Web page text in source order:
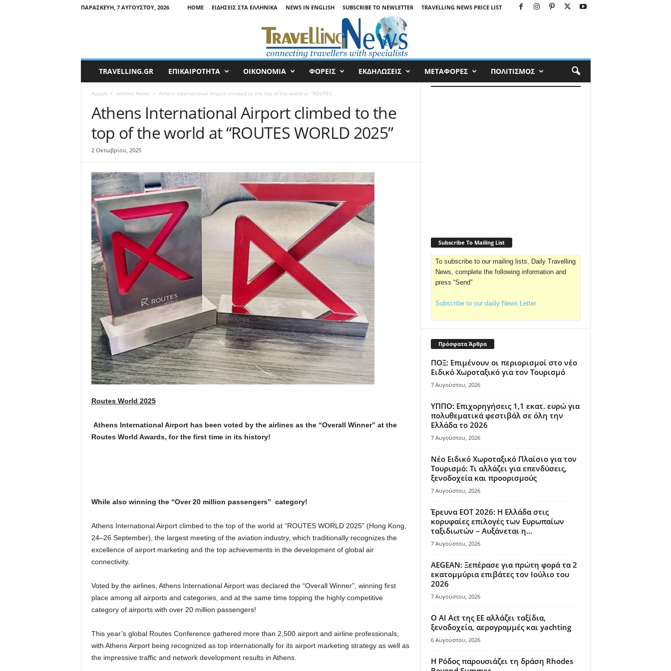
ΠΑΡΑΣΚΕΥΉ, 7 ΑΥΓΟΎΣΤΟΥ, 2026 HOME ΕΙΔΉΣΕΙΣ ΣΤΑ ΕΛΛΗΝΙΚΆ NEWS IN ENGLISH SUBSCRIBE TO NEWLETTER TRAVELLING NEWS PRICE LIST
a
TRAVELLING.GR ΕΠΙΚΑΙΡΟΤΗΤΑ ΟΙΚΟΝΟΜΙΑ ΦΟΡΕΙΣ ΕΚΔΗΛΩΣΕΙΣ ΜΕΤΑΦΟΡΕΣ ΠΟΛΙΤΙΣΜΟΣ
Αρχική Airlines News Athens International Airport climbed to the top of the world at “ROUTES...
Athens International Airport climbed to the
top of the world at “ROUTES WORLD 2025”
2 Οκτωβρίου, 2025
Routes World 2025
Athens International Airport has been voted by the airlines as the “Overall Winner” at the
Routes World Awards, for the first time in its history!
While also winning the “Over 20 million passengers” category!
Athens International Airport climbed to the top of the world at “ROUTES WORLD 2025” (Hong Kong,
24–26 September), the largest meeting of the aviation industry, which traditionally recognizes the
excellence of airport marketing and the top achievements in the development of global air
connectivity.
Voted by the airlines, Athens International Airport was declared the “Overall Winner”, winning first
place among all airports and categories, and at the same time topping the highly competitive
category of airports with over 20 million passengers!
This year’s global Routes Conference gathered more than 2,500 airport and airline professionals,
with Athens Airport being recognized as top internationally for its airport marketing strategy as well as
the impressive traffic and network development results in Athens.
Subscribe To Mailing List
To subscribe to our mailing lists, Daily Travelling
News, complete the following information and
press “Send”
Subscribe to our daiily News Letter
Πρόσφατα Άρθρα
ΠΟΞ: Επιμένουν οι περιορισμοί στο νέο
Ειδικό Χωροταξικό για τον Τουρισμό
7 Αυγούστου, 2026
ΥΠΠΟ: Επιχορηγήσεις 1,1 εκατ. ευρώ για
πολυθεματικά φεστιβάλ σε όλη την
Ελλάδα το 2026
7 Αυγούστου, 2026
Νέο Ειδικό Χωροταξικό Πλαίσιο για τον
Τουρισμό: Τι αλλάζει για επενδύσεις,
ξενοδοχεία και προορισμούς
7 Αυγούστου, 2026
Έρευνα ΕΟΤ 2026: Η Ελλάδα στις
κορυφαίες επιλογές των Ευρωπαίων
ταξιδιωτών – Αυξάνεται η...
7 Αυγούστου, 2026
AEGEAN: Ξεπέρασε για πρώτη φορά τα 2
εκατομμύρια επιβάτες τον Ιούλιο του
2026
7 Αυγούστου, 2026
Ο AI Act της ΕΕ αλλάζει ταξίδια,
ξενοδοχεία, αερογραμμές και yachting
6 Αυγούστου, 2026
Η Ρόδος παρουσιάζει τη δράση Rhodes